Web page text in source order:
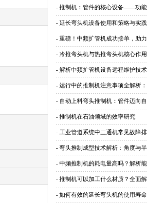
- 推制机：管件的核心设备——功
- 延长弯头机设备使用和策略与实践
- 重磅！中频扩管机成功接单，助
- 冷推弯头机与热推弯头机核心作
- 解析中频扩管机设备远程维护技
- 运行中的推制机注意事项全解析
- 自动上料弯头推制机：管件迈向
- 推制机在石油领域的效率研究
- 工业管道系统中三通机常见故障
- 弯头推制成型技术解析：角度与
- 中频推制机的耗电量高吗？解析
- 推制机可以加工什么材质？全面
- 如何有效的延长弯头机的使用寿